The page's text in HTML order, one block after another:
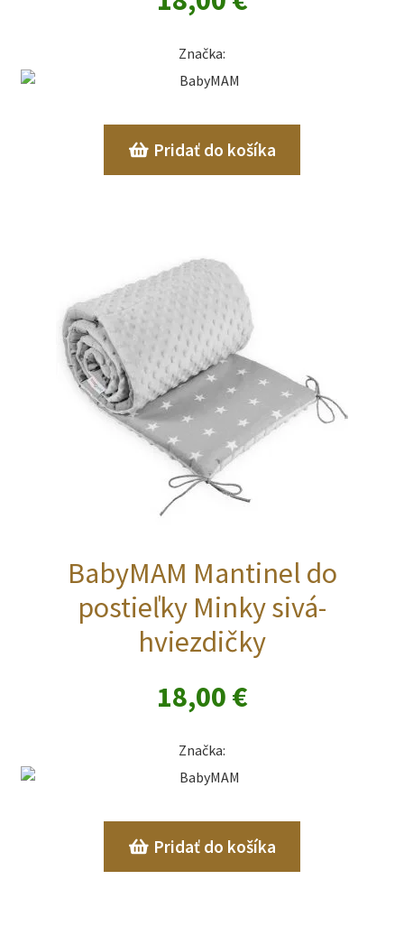
Značka:
Pridať do košíka
BabyMAM Mantinel do
postieľky Minky sivá-
hviezdičky
18,00 €
Značka:
Pridať do košíka